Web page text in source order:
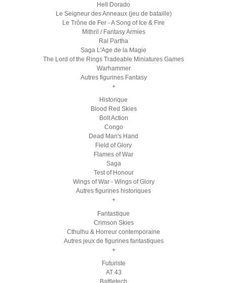
Hell Dorado
Le Seigneur des Anneaux (jeu de bataille)
Le Trône de Fer - A Song of Ice & Fire
Mithril / Fantasy Armies
Ral Partha
Saga L'Age de la Magie
The Lord of the Rings Tradeable Miniatures Games
Warhammer
Autres figurines Fantasy
+
Historique
Blood Red Skies
Bolt Action
Congo
Dead Man's Hand
Field of Glory
Flames of War
Saga
Test of Honour
Wings of War - Wings of Glory
Autres figurines historiques
+
Fantastique
Crimson Skies
Cthulhu & Horreur contemporaine
Autres jeux de figurines fantastiques
+
Futuriste
AT 43
Battletech